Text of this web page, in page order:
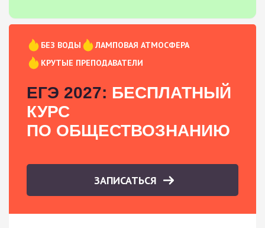
БЕЗ ВОДЫ
ЛАМПОВАЯ АТМОСФЕРА
КРУТЫЕ ПРЕПОДАВАТЕЛИ
ЕГЭ 2027: БЕСПЛАТНЫЙ
КУРС
ПО ОБЩЕСТВОЗНАНИЮ
ЗАПИСАТЬСЯ